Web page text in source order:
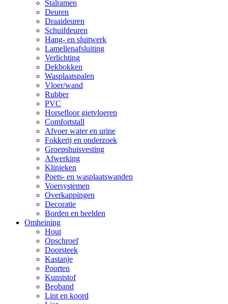
Stalramen
Deuren
Draaideuren
Schuifdeuren
Hang- en sluitwerk
Lamellenafsluiting
Verlichting
Dekbokken
Wasplaatspalen
Vloer/wand
Rubber
PVC
Horsefloor gietvloeren
Comfortstall
Afvoer water en urine
Fokkerij en onderzoek
Groepshuisvesting
Afwerking
Klinieken
Poets- en wasplaatswanden
Voersystemen
Overkappingen
Decoratie
Borden en beelden
Omheining
Hout
Opschroef
Doorsteek
Kastanje
Poorten
Kunststof
Beoband
Lint en koord